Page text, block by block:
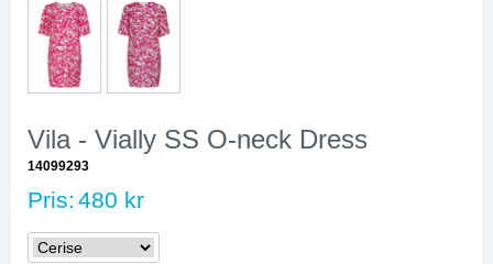
Vila - Vially SS O-neck Dress
14099293
Pris: 480 kr